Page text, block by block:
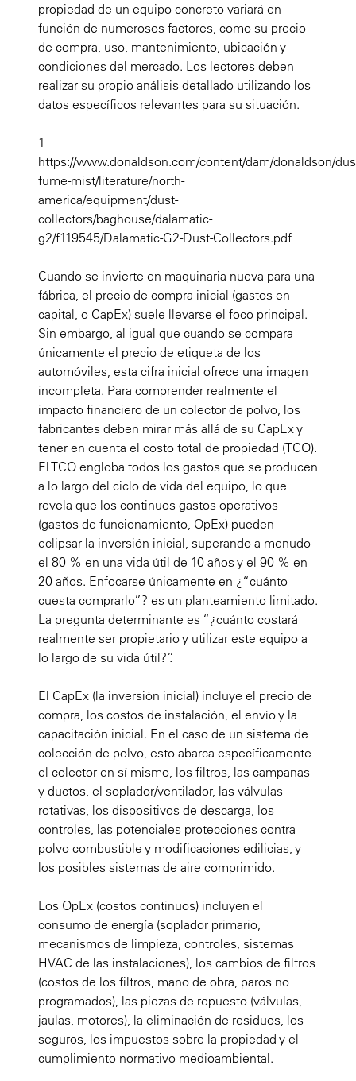
propiedad de un equipo concreto variará en
función de numerosos factores, como su precio
de compra, uso, mantenimiento, ubicación y
condiciones del mercado. Los lectores deben
realizar su propio análisis detallado utilizando los
datos específicos relevantes para su situación.
1
https://www.donaldson.com/content/dam/donaldson/
fume-mist/literature/north-
america/equipment/dust-
collectors/baghouse/dalamatic-
g2/f119545/Dalamatic-G2-Dust-Collectors.pdf
Cuando se invierte en maquinaria nueva para una
fábrica, el precio de compra inicial (gastos en
capital, o CapEx) suele llevarse el foco principal.
Sin embargo, al igual que cuando se compara
únicamente el precio de etiqueta de los
automóviles, esta cifra inicial ofrece una imagen
incompleta. Para comprender realmente el
impacto financiero de un colector de polvo, los
fabricantes deben mirar más allá de su CapEx y
tener en cuenta el costo total de propiedad (TCO).
El TCO engloba todos los gastos que se producen
a lo largo del ciclo de vida del equipo, lo que
revela que los continuos gastos operativos
(gastos de funcionamiento, OpEx) pueden
eclipsar la inversión inicial, superando a menudo
el 80 % en una vida útil de 10 años y el 90 % en
20 años. Enfocarse únicamente en ¿“cuánto
cuesta comprarlo”? es un planteamiento limitado.
La pregunta determinante es “¿cuánto costará
realmente ser propietario y utilizar este equipo a
lo largo de su vida útil?”.
El CapEx (la inversión inicial) incluye el precio de
compra, los costos de instalación, el envío y la
capacitación inicial. En el caso de un sistema de
colección de polvo, esto abarca específicamente
el colector en sí mismo, los filtros, las campanas
y ductos, el soplador/ventilador, las válvulas
rotativas, los dispositivos de descarga, los
controles, las potenciales protecciones contra
polvo combustible y modificaciones edilicias, y
los posibles sistemas de aire comprimido.
Los OpEx (costos continuos) incluyen el
consumo de energía (soplador primario,
mecanismos de limpieza, controles, sistemas
HVAC de las instalaciones), los cambios de filtros
(costos de los filtros, mano de obra, paros no
programados), las piezas de repuesto (válvulas,
jaulas, motores), la eliminación de residuos, los
seguros, los impuestos sobre la propiedad y el
cumplimiento normativo medioambiental.